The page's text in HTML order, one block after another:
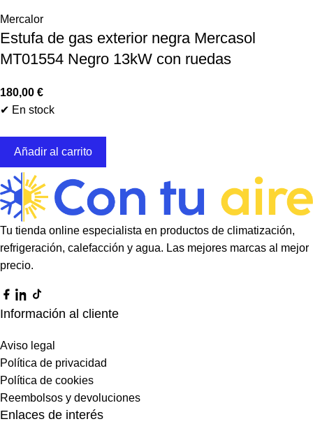
Mercalor
Estufa de gas exterior negra Mercasol
MT01554 Negro 13kW con ruedas
180,00 €
✔ En stock
Añadir al carrito
Tu tienda online especialista en productos de climatización,
refrigeración, calefacción y agua. Las mejores marcas al mejor
precio.
Información al cliente
Aviso legal
Política de privacidad
Política de cookies
Reembolsos y devoluciones
Enlaces de interés